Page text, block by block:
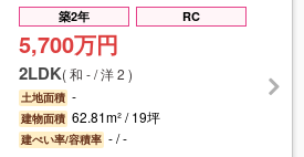
築2年 RC
5,700万円
2LDK(和 - / 洋 2 )
土地面積 -
建物面積 62.81m² / 19坪
建ぺい率/容積率 - / -